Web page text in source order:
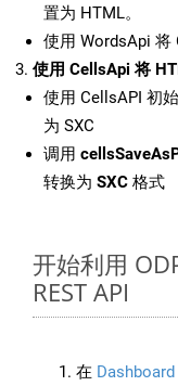
置为 HTML。
使用 WordsApi 将
使用 CellsApi 将
使用 CellsAPI 初
为 SXC
调用
转换为 SXC 格式
开始利用
REST API
在 Dashboard